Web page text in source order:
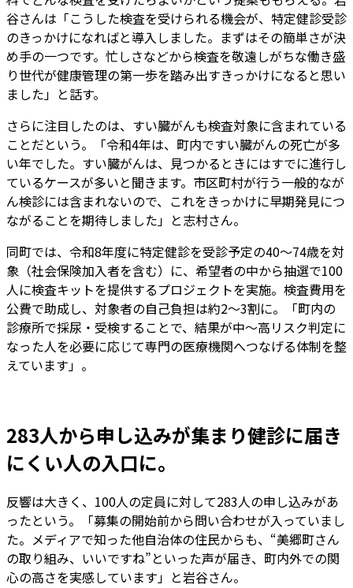
谷さんは「こうした検査を受けられる機会が、特定健診受診
のきっかけになればと導入しました。まずはその簡単さが決
め手の一つです。忙しさなどから検査を敬遠しがちな働き盛
り世代が健康管理の第一歩を踏み出すきっかけになると思い
ました」と話す。
さらに注目したのは、すい臓がんも検査対象に含まれている
ことだという。「令和4年は、町内ですい臓がんの死亡が多
い年でした。すい臓がんは、見つかるときにはすでに進行し
ているケースが多いと聞きます。市区町村が行う一般的なが
ん検診には含まれないので、これをきっかけに早期発見につ
ながることを期待しました」と志村さん。
同町では、令和8年度に特定健診を受診予定の40～74歳を対
象（社会保険加入者を含む）に、希望者の中から抽選で100
人に検査キットを提供するプロジェクトを実施。検査費用を
公費で助成し、対象者の自己負担は約2～3割に。「町内の
診療所で採尿・受検することで、結果が中～高リスク判定に
なった人を必要に応じて専門の医療機関へつなげる体制を整
えています」。
283人から申し込みが集まり健診に届き
にくい人の入口に。
反響は大きく、100人の定員に対して283人の申し込みがあ
ったという。「募集の開始前から問い合わせが入っていまし
た。メディアで知った他自治体の住民からも、“美郷町さん
の取り組み、いいですね”といった声が届き、町内外での関
心の高さを実感しています」と岩谷さん。